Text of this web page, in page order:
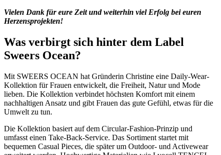
Vielen Dank für eure Zeit und weiterhin viel Erfolg bei euren
Herzensprojekten!
Was verbirgt sich hinter dem Label
Sweers Ocean?
Mit SWEERS OCEAN hat Gründerin Christine eine Daily-Wear-
Kollektion für Frauen entwickelt, die Freiheit, Natur und Mode
lieben. Die Kollektion verbindet höchsten Komfort mit einem
nachhaltigen Ansatz und gibt Frauen das gute Gefühl, etwas für die
Umwelt zu tun.
Die Kollektion basiert auf dem Circular-Fashion-Prinzip und
umfasst einen Take-Back-Service. Das Sortiment startet mit
bequemen Casual Pieces, die später um Outdoor- und Activewear